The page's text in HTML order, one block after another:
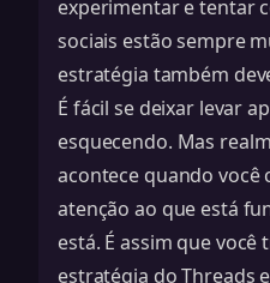
experimentar e tentar
sociais estão sempre
estratégia também
É fácil se deixar levar
esquecendo. Mas
acontece quando você
atenção ao que está
está. É assim que
estratégia do Threads